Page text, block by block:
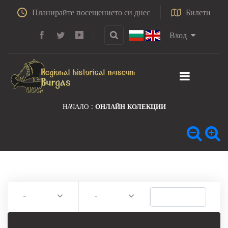
Планирайте посещението си днес Билети
Вход
НАЧАЛО ОНЛАЙН КОЛЕКЦИИ
- -